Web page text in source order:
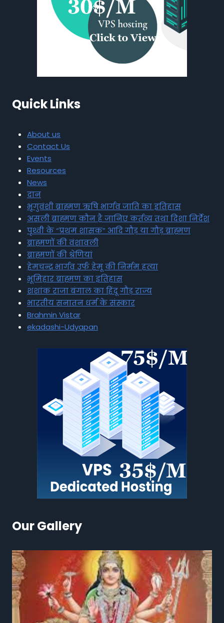
Quick Links
About us
Contact Us
Events
Resources
News
दान
भृगुवंशी ब्राह्मण ऋषि भार्गव जाति का इतिहास
असली ब्राह्मण कौन है जानिए कर्तव्य तथा दिशा निर्देश
पृथ्वी के “प्रथम शासक” आदि गौड़ या गौड़ ब्राह्मण
ब्राह्मणों की वंशावली
ब्राह्मणों की श्रेणियां
हेमचन्द्र भार्गव उर्फ हेमू की निर्मम हत्या
भूमिहार ब्राह्मण का इतिहास
शशांक राजा बंगाल का हिंदू गौड़ राज्य
भारतीय सनातन धर्म के संस्कार
Brahmin Vistar
ekadashi-Udyapan
Our Gallery